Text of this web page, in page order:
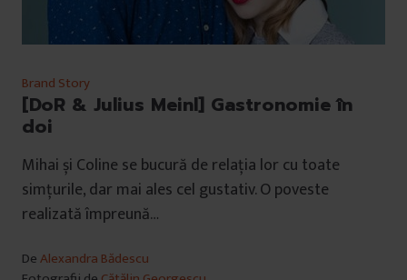
Brand Story
[DoR & Julius Meinl] Gastronomie în
doi
Mihai și Coline se bucură de relația lor cu toate
simțurile, dar mai ales cel gustativ. O poveste
realizată împreună…
DeAlexandra Bădescu